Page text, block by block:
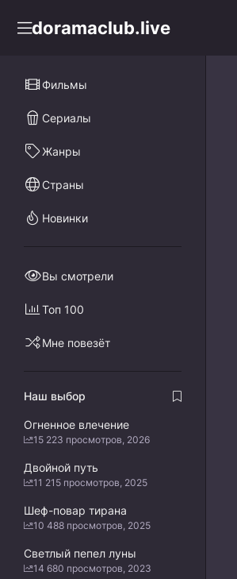
doramaclub.live
Фильмы
Сериалы
Жанры
Страны
Новинки
Вы смотрели
Топ 100
Мне повезёт
Наш выбор
Огненное влечение
15 223 просмотров, 2026
Двойной путь
11 215 просмотров, 2025
Шеф-повар тирана
10 488 просмотров, 2025
Светлый пепел луны
14 680 просмотров, 2023